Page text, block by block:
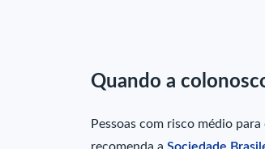
Quando a
Pessoas com risco médio para
recomenda a Sociedade